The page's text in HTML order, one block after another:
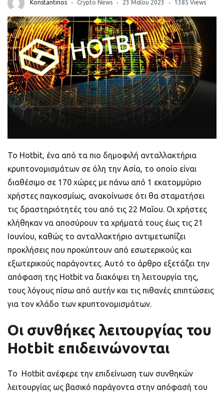
Konstantinos Crypto News 23 Μαΐου 2023 1385 Views
Το Hotbit, ένα από τα πιο δημοφιλή ανταλλακτήρια
κρυπτονομισμάτων σε όλη την Ασία, το οποίο είναι
διαθέσιμο σε 170 χώρες με πάνω από 1 εκατομμύριο
χρήστες παγκοσμίως, ανακοίνωσε ότι θα σταματήσει
τις δραστηριότητές του από τις 22 Μαΐου. Οι χρήστες
κλήθηκαν να αποσύρουν τα χρήματά τους έως τις 21
Ιουνίου, καθώς το ανταλλακτήριο αντιμετωπίζει
προκλήσεις που προκύπτουν από εσωτερικούς και
εξωτερικούς παράγοντες. Αυτό το άρθρο εξετάζει την
απόφαση της Hotbit να διακόψει τη λειτουργία της,
τους λόγους πίσω από αυτήν και τις πιθανές επιπτώσεις
για τον κλάδο των κρυπτονομισμάτων.
Οι συνθήκες λειτουργίας του
Hotbit επιδεινώνονται
Το Hotbit ανέφερε την επιδείνωση των συνθηκών
λειτουργίας ως βασικό παράγοντα στην απόφασή του
ποιοτικό
Πορτοφόλια Κρυπτονομισμάτων
Metamask τι είναι και πως λειτουργεί αυτό
το πορτοφόλι;
Τι είναι τα NFTs
Νομοθεσία